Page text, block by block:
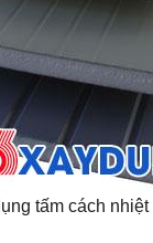
tấm cách nhiệt